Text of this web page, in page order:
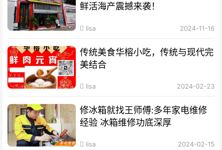
鲜活海产震撼来袭！
lisa 2024-11-16
传统美食华榕小吃，传统与现代完
美结合
lisa 2024-02-23
修冰箱就找王师傅:多年家电维修
经验 冰箱维修功底深厚
lisa 2024-02-15